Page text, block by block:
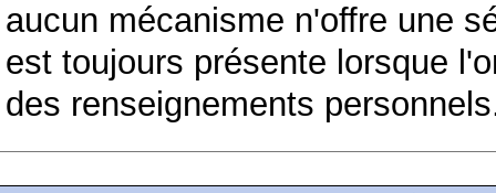
aucun mécanisme n'offre une
est toujours présente lorsque
des renseignements